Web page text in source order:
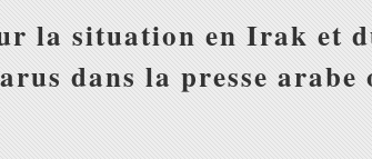
la situation en Irak et
dans la presse arabe